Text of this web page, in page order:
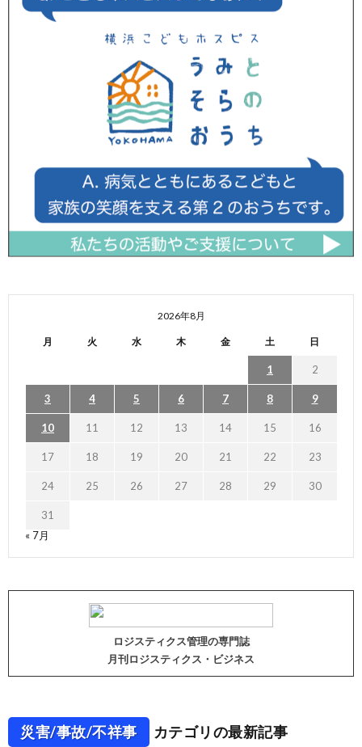
2026年8月
月 火 水 木 金 土 日
1 2
3 4 5 6 7 8 9
10 11 12 13 14 15 16
17 18 19 20 21 22 23
24 25 26 27 28 29 30
31
« 7月
ロジスティクス管理の専門誌
月刊ロジスティクス・ビジネス
災害/事故/不祥事 カテゴリの最新記事